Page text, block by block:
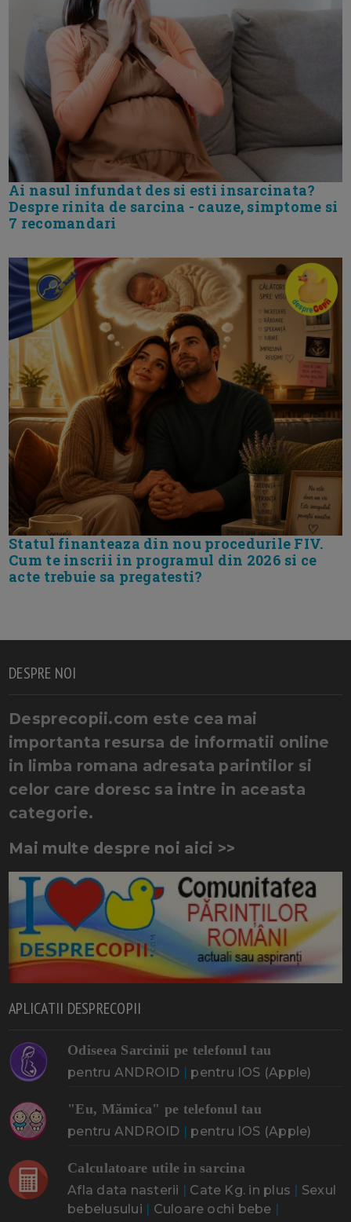
Ai nasul infundat des si esti insarcinata?
Despre rinita de sarcina - cauze, simptome si
7 recomandari
Statul finanteaza din nou procedurile FIV.
Cum te inscrii in programul din 2026 si ce
acte trebuie sa pregatesti?
DESPRE NOI
Desprecopii.com este cea mai
importanta resursa de informatii online
in limba romana adresata parintilor si
celor care doresc sa intre in aceasta
categorie.
Mai multe despre noi aici >>
APLICATII DESPRECOPII
Odiseea Sarcinii pe telefonul tau
pentru ANDROID | pentru IOS (Apple)
"Eu, Mămica" pe telefonul tau
pentru ANDROID | pentru IOS (Apple)
Calculatoare utile in sarcina
Afla data nasterii | Cate Kg. in plus | Sexul
bebelusului | Culoare ochi bebe |